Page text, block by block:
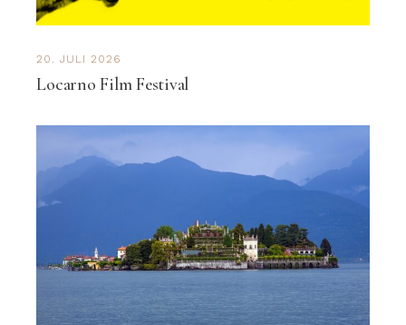
20. JULI 2026
Locarno Film Festival